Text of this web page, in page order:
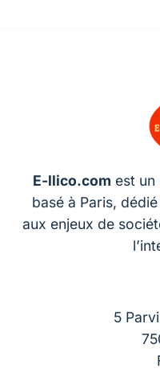
E-llico.com est un
basé à Paris,
aux enjeux de
5